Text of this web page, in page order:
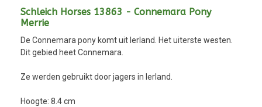
Schleich Horses 13863 - Connemara Pony
Merrie
De Connemara pony komt uit Ierland. Het uiterste westen.
Dit gebied heet Connemara.
Ze werden gebruikt door jagers in Ierland.
Hoogte: 8.4 cm